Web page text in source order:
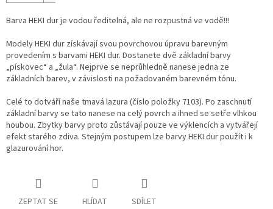
Barva HEKI dur je vodou ředitelná, ale ne rozpustná ve vodě!!!
Modely HEKI dur získávají svou povrchovou úpravu barevným
provedením s barvami HEKI dur. Dostanete dvě základní barvy
„pískovec“ a „žula“. Nejprve se neprůhledně nanese jedna ze
základních barev, v závislosti na požadovaném barevném tónu.
Celé to dotváří naše tmavá lazura (číslo položky 7103). Po zaschnutí
základní barvy se tato nanese na celý povrch a ihned se setře vlhkou
houbou. Zbytky barvy proto zůstávají pouze ve výklencích a vytvářejí
efekt starého zdiva. Stejným postupem lze barvy HEKI dur použít i k
glazurování hor.
ZEPTAT SE HLÍDAT SDÍLET